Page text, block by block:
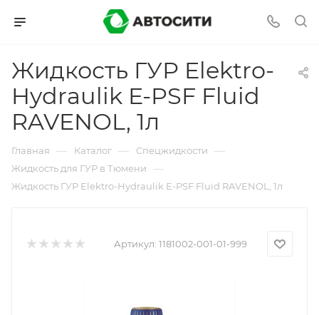
Жидкость ГУР Elektro-
Hydraulik E-PSF Fluid
RAVENOL, 1л
Главная — Каталог — Спецжидкости —
Жидкость для ГУР в Тюмени —
Жидкость ГУР Elektro-Hydraulik E-PSF Fluid RAVENOL, 1л
Артикул: 1181002-001-01-999